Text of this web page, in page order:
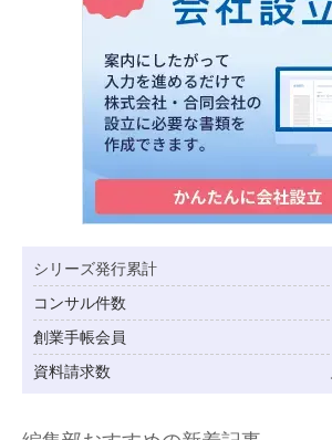
シリーズ発行累計
コンサル件数
創業手帳会員
資料請求数